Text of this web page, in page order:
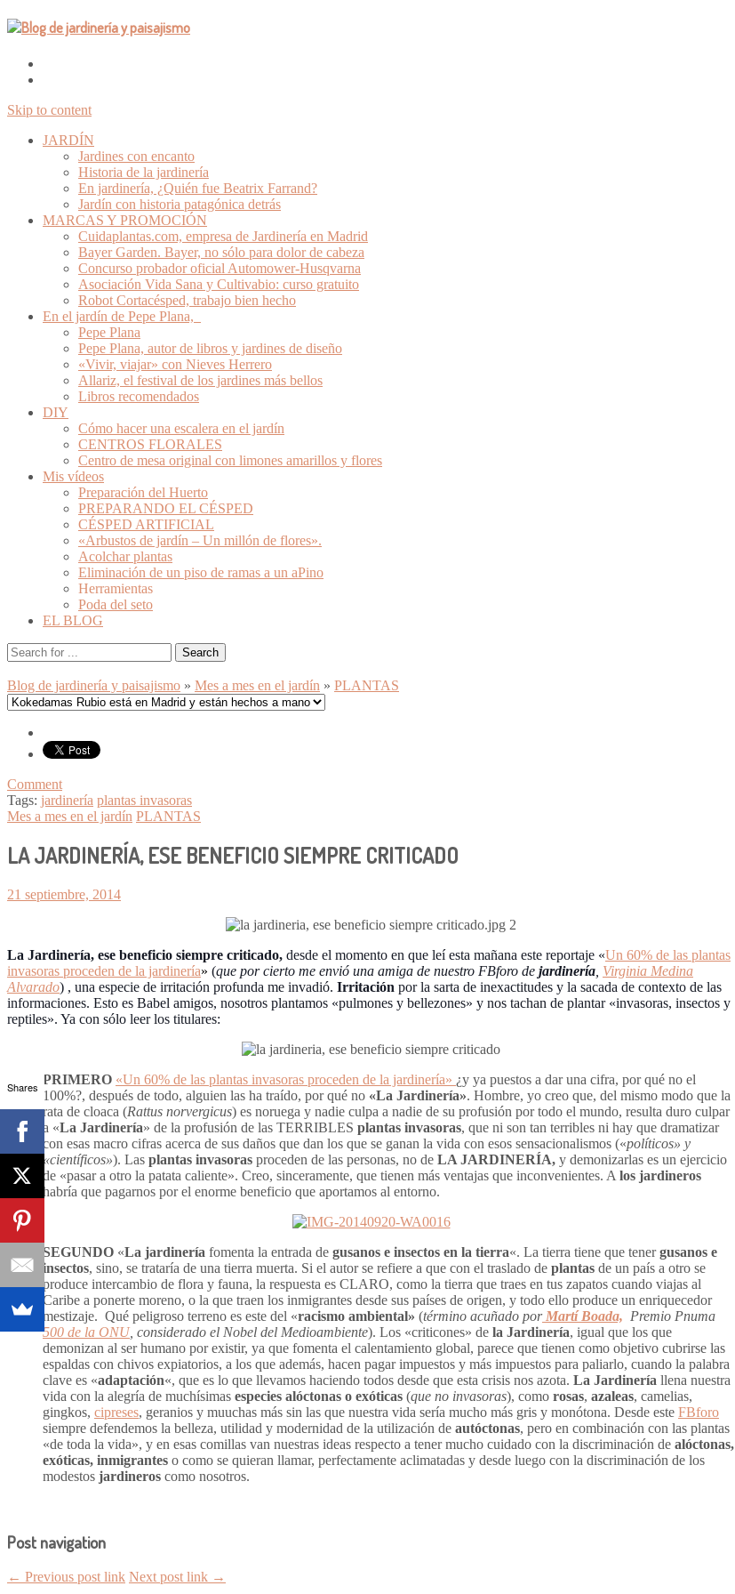
Skip to content
JARDÍN
Jardines con encanto
Historia de la jardinería
En jardinería, ¿Quién fue Beatrix Farrand?
Jardín con historia patagónica detrás
MARCAS Y PROMOCIÓN
Cuidaplantas.com, empresa de Jardinería en Madrid
Bayer Garden. Bayer, no sólo para dolor de cabeza
Concurso probador oficial Automower-Husqvarna
Asociación Vida Sana y Cultivabio: curso gratuito
Robot Cortacésped, trabajo bien hecho
En el jardín de Pepe Plana,
Pepe Plana
Pepe Plana, autor de libros y jardines de diseño
«Vivir, viajar» con Nieves Herrero
Allariz, el festival de los jardines más bellos
Libros recomendados
DIY
Cómo hacer una escalera en el jardín
CENTROS FLORALES
Centro de mesa original con limones amarillos y flores
Mis vídeos
Preparación del Huerto
PREPARANDO EL CÉSPED
CÉSPED ARTIFICIAL
«Arbustos de jardín – Un millón de flores».
Acolchar plantas
Eliminación de un piso de ramas a un aPino
Herramientas
Poda del seto
EL BLOG
Blog de jardinería y paisajismo » Mes a mes en el jardín » PLANTAS
Comment
Tags: jardinería plantas invasoras
Mes a mes en el jardín PLANTAS
LA JARDINERÍA, ESE BENEFICIO SIEMPRE CRITICADO
21 septiembre, 2014
La Jardinería, ese beneficio siempre criticado, desde el momento en que leí esta mañana este reportaje «Un 60% de las plantas
invasoras proceden de la jardinería» (que por cierto me envió una amiga de nuestro FBforo de jardinería Virginia Medina
Alvarado) , una especie de irritación profunda me invadió. Irritación por la sarta de inexactitudes y la sacada de contexto de las
informaciones. Esto es Babel amigos, nosotros plantamos «pulmones y bellezones» y nos tachan de plantar «invasoras, insectos y
reptiles». Ya con sólo leer los titulares:
PRIMERO «Un 60% de las plantas invasoras proceden de la jardinería» ¿y ya puestos a dar una cifra, por qué no el
100%?, después de todo, alguien las ha traído, por qué no «La Jardinería». Hombre, yo creo que, del mismo modo que la
rata de cloaca (Rattus norvergicus) es noruega y nadie culpa a nadie de su profusión por todo el mundo, resulta duro culpar
a «La Jardinería» de la profusión de las TERRIBLES plantas invasoras, que ni son tan terribles ni hay que dramatizar
con esas macro cifras acerca de sus daños que dan los que se ganan la vida con esos sensacionalismos («políticos» y
«científicos»). Las plantas invasoras proceden de las personas, no de LA JARDINERÍA, y demonizarlas es un ejercicio
de «pasar a otro la patata caliente». Creo, sinceramente, que tienen más ventajas que inconvenientes. A los jardineros
habría que pagarnos por el enorme beneficio que aportamos al entorno.
SEGUNDO «La jardinería fomenta la entrada de gusanos e insectos en la tierra«. La tierra tiene que tenergusanos e
insectos, sino, se trataría de una tierra muerta. Si el autor se refiere a que con el traslado de plantas de un país a otro se
produce intercambio de flora y fauna, la respuesta es CLARO, como la tierra que traes en tus zapatos cuando viajas al
Caribe a ponerte moreno, o la que traen los inmigrantes desde sus países de origen, y todo ello produce un enriquecedor
mestizaje. Qué peligroso terreno es este del «racismo ambiental» (término acuñado porMartí Boada, Premio Pnuma
500 de la ONU, considerado el Nobel del Medioambiente). Los «criticones» de la Jardinería, igual que los que
demonizan al ser humano por existir, ya que fomenta el calentamiento global, parece que tienen como objetivo cubrirse las
espaldas con chivos expiatorios, a los que además, hacen pagar impuestos y más impuestos para paliarlo, cuando la palabra
clave es «adaptación«, que es lo que llevamos haciendo todos desde que esta crisis nos azota. La Jardinería llena nuestra
vida con la alegría de muchísimas especies alóctonas o exóticas (que no invasoras), como rosas, azaleas, camelias,
gingkos, cipreses, geranios y muuchas más sin las que nuestra vida sería mucho más gris y monótona. Desde este FBforo
siempre defendemos la belleza, utilidad y modernidad de la utilización de autóctonas, pero en combinación con las plantas
«de toda la vida», y en esas comillas van nuestras ideas respecto a tener mucho cuidado con la discriminación de alóctonas,
exóticas, inmigrantes o como se quieran llamar, perfectamente aclimatadas y desde luego con la discriminación de los
modestos jardineros como nosotros.
Post navigation
← Previous post link Next post link →
Shares